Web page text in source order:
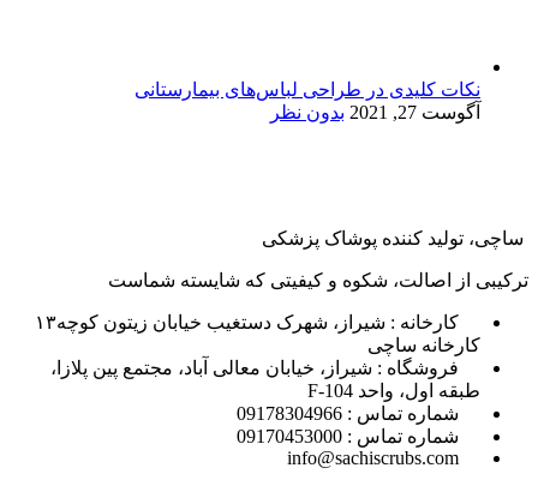
نکات کلیدی در طراحی لباس‌های بیمارستانی
آگوست 27, 2021
بدون نظر
ساچی، تولید کننده پوشاک پزشکی
ترکیبی از اصالت، شکوه و کیفیتی که شایسته شماست
کارخانه : شیراز، شهرک دستغیب خیابان زیتون کوچه۱۳
کارخانه ساچی
فروشگاه : شیراز، خیابان معالی آباد، مجتمع پین پلازا،
طبقه اول، واحد F-104
شماره تماس : 09178304966
شماره تماس : 09170453000
info@sachiscrubs.com